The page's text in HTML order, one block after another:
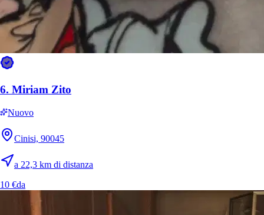
6. Miriam Zito
Nuovo
Cinisi, 90045
a 22,3 km di distanza
10 €da